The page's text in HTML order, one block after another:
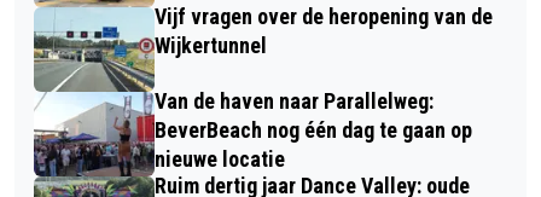
Vijf vragen over de heropening van de
Wijkertunnel
Van de haven naar Parallelweg:
BeverBeach nog één dag te gaan op
nieuwe locatie
Ruim dertig jaar Dance Valley: oude